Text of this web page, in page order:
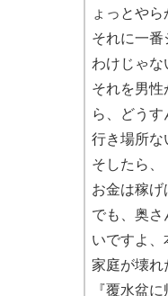
ょっとやら
それに一番
わけじゃな
それを男性
ら、どうす
行き場所な
そしたら、
お金は稼げ
でも、奥さ
いですよ、
家庭が壊れ
『覆水盆